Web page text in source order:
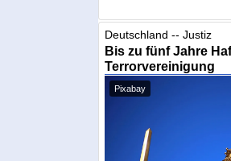
Deutschland -- Justiz
Bis zu fünf Jahre
Terrorvereinigung
Pixabay